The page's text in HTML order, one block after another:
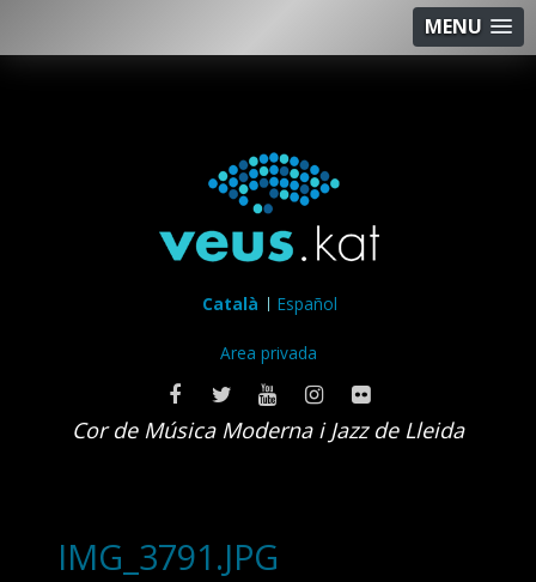
MENU
Català Español
Area privada
Cor de Música Moderna i Jazz de Lleida
IMG_3791.JPG